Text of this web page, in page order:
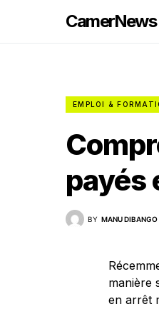
CamerNews
EMPLOI &
payés
BY MANU DIBANGO
manière
en arrêt